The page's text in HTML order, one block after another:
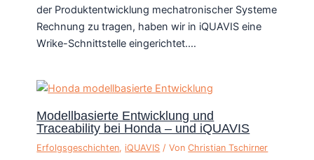
der Produktentwicklung mechatronischer Systeme
Rechnung zu tragen, haben wir in iQUAVIS eine
Wrike-Schnittstelle eingerichtet.…
Modellbasierte Entwicklung und
Traceability bei Honda – und iQUAVIS
Erfolgsgeschichten, iQUAVIS / VonChristian Tschirner